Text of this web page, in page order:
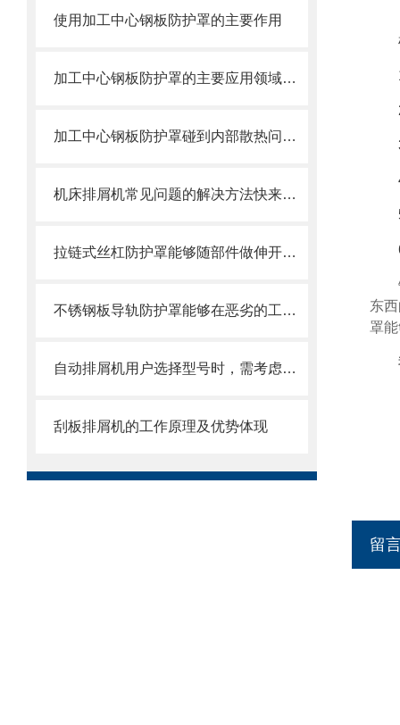
使用加工中心钢板防护罩的主要作用
加工中心钢板防护罩的主要应用领域和产品的主要特性
加工中心钢板防护罩碰到内部散热问题改怎么办？这篇文章告诉你
机床排屑机常见问题的解决方法快来看看吧！
拉链式丝杠防护罩能够随部件做伸开或压缩运动
不锈钢板导轨防护罩能够在恶劣的工作环境中长期使用
自动排屑机用户选择型号时，需考虑哪些事项？
刮板排屑机的工作原理及优势体现
东
罩
留